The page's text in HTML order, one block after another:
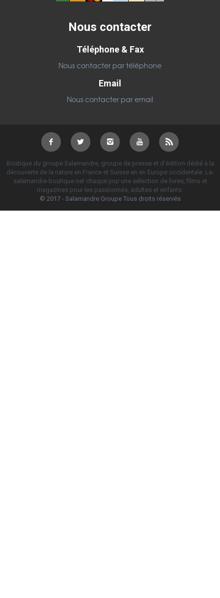
Nous contacter
Téléphone & Fax
Nous contacter par téléphone
Email
Nous contacter par email
Boutique du groupe Salamandre, groupe de presse et d’édition dédié à la
découverte de la nature en France et Suisse en en Europe occidentale. La-
salamandre-boutique.net chaque jour une sélection de livres, films et
magazines pour les passionnés, adultes et enfants.
© 2017 - Salamandre Groupe Tous droits réservés